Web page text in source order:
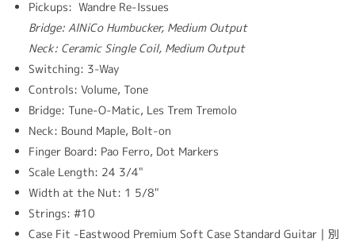
Pickups: Wandre Re-Issues
Bridge: AlNiCo Humbucker, Medium Output
Neck: Ceramic Single Coil, Medium Output
Switching: 3-Way
Controls: Volume, Tone
Bridge: Tune-O-Matic, Les Trem Tremolo
Neck: Bound Maple, Bolt-on
Finger Board: Pao Ferro, Dot Markers
Scale Length: 24 3/4"
Width at the Nut: 1 5/8"
Strings: #10
Case Fit -Eastwood Premium Soft Case Standard Guitar｜別